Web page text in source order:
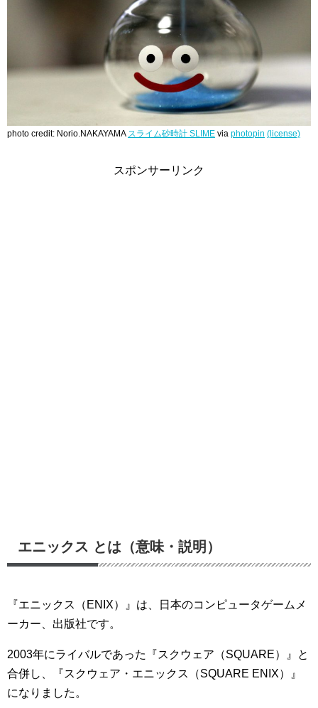
photo credit: Norio.NAKAYAMA スライム砂時計 SLIME via photopin (license)
スポンサーリンク
エニックス とは（意味・説明）
『エニックス（ENIX）』は、日本のコンピュータゲームメ
ーカー、出版社です。
2003年にライバルであった『スクウェア（SQUARE）』と
合併し、『スクウェア・エニックス（SQUARE ENIX）』
になりました。